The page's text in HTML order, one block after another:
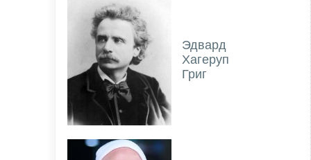
Эдвард
Хагеруп
Григ